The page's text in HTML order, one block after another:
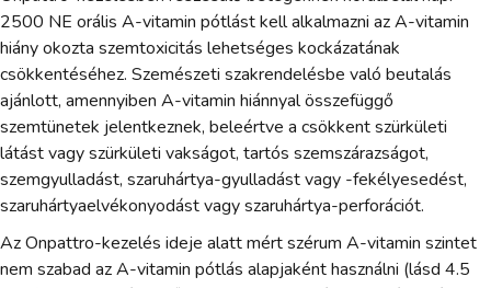
2500 NE orális A-vitamin pótlást kell alkalmazni az A-vitamin
hiány okozta szemtoxicitás lehetséges kockázatának
csökkentéséhez. Szemészeti szakrendelésbe való beutalás
ajánlott, amennyiben A-vitamin hiánnyal összefüggő
szemtünetek jelentkeznek, beleértve a csökkent szürkületi
látást vagy szürkületi vakságot, tartós szemszárazságot,
szemgyulladást, szaruhártya-gyulladást vagy -fekélyesedést,
szaruhártyaelvékonyodást vagy szaruhártya-perforációt.
Az Onpattro-kezelés ideje alatt mért szérum A-vitamin szintet
nem szabad az A-vitamin pótlás alapjaként használni (lásd 4.5